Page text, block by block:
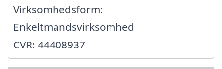
Virksomhedsform:
Enkeltmandsvirksomhed
CVR: 44408937